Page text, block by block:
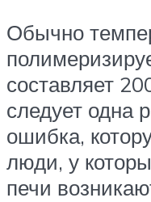
Обычно
составляет
следует одна
ошибка,
люди, у
печи